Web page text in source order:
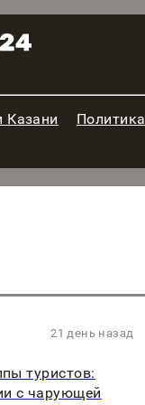
Казани Политика
21 день назад
туристов:
с чарующей